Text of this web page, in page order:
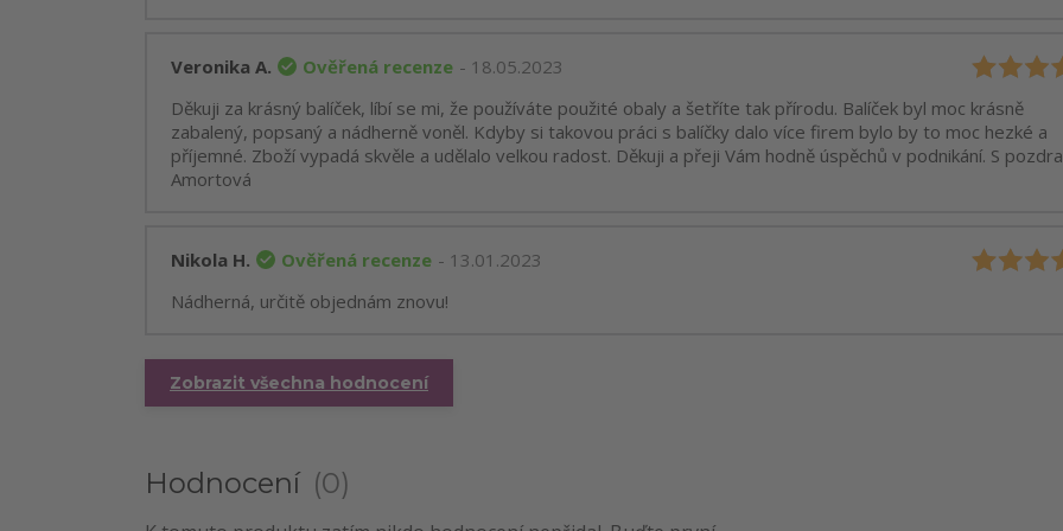
Veronika A. Ověřená recenze - 18.05.2023
Děkuji za krásný balíček, líbí se mi, že používáte použité obaly a šetříte tak přírodu. Balíček byl moc krásně
zabalený, popsaný a nádherně voněl. Kdyby si takovou práci s balíčky dalo více firem bylo by to moc hezké a
příjemné. Zboží vypadá skvěle a udělalo velkou radost. Děkuji a přeji Vám hodně úspěchů v podnikání. S
Amortová
Nikola H. Ověřená recenze - 13.01.2023
Nádherná, určitě objednám znovu!
Zobrazit všechna hodnocení
Hodnocení 0